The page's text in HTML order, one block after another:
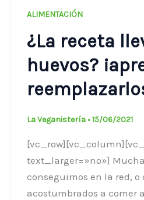
ALIMENTACIÓN
¿La receta
huevos?
La Veganistería •15/06/2021
text_larger=»no»]
conseguimos en la red, o
acostumbrados a comer